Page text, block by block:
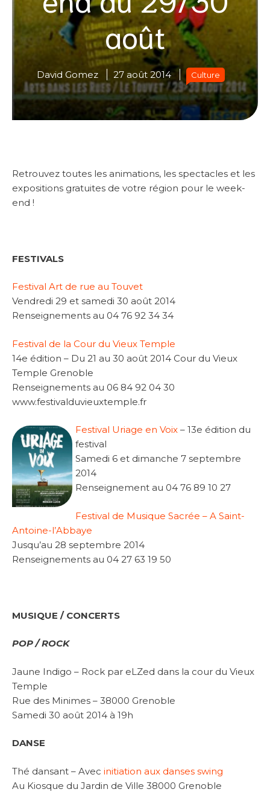
août
David Gomez 27 août 2014 Culture
Retrouvez toutes les animations, les spectacles et les
expositions gratuites de votre région pour le week-
end !
FESTIVALS
Festival Art de rue au Touvet
Vendredi 29 et samedi 30 août 2014
Renseignements au 04 76 92 34 34
Festival de la Cour du Vieux Temple
14e édition – Du 21 au 30 août 2014 Cour du Vieux
Temple Grenoble
Renseignements au 06 84 92 04 30
www.festivalduvieuxtemple.fr
Festival Uriage en Voix – 13e édition du
festival
Samedi 6 et dimanche 7 septembre
2014
Renseignement au 04 76 89 10 27
Festival de Musique Sacrée – A Saint-
Antoine-l’Abbaye
Jusqu’au 28 septembre 2014
Renseignements au 04 27 63 19 50
MUSIQUE / CONCERTS
POP / ROCK
Jaune Indigo – Rock par eLZed dans la cour du Vieux
Temple
Rue des Minimes – 38000 Grenoble
Samedi 30 août 2014 à 19h
DANSE
Thé dansant – Avec initiation aux danses swing
Au Kiosque du Jardin de Ville 38000 Grenoble